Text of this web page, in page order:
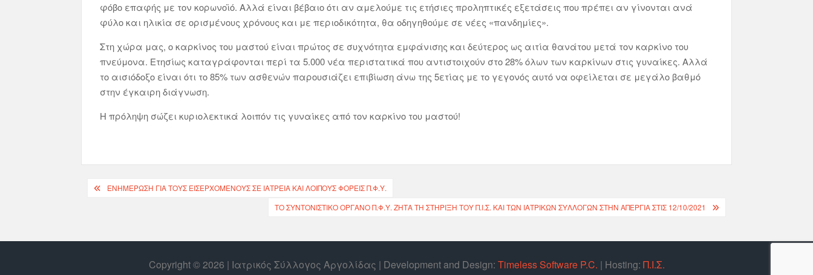
φόβο επαφής με τον κορωνοϊό. Αλλά είναι βέβαιο ότι αν αμελούμε τις ετήσιες προληπτικές εξετάσεις που πρέπει αν γίνονται ανά
φύλο και ηλικία σε ορισμένους χρόνους και με περιοδικότητα, θα οδηγηθούμε σε νέες «πανδημίες».
Στη χώρα μας, ο καρκίνος του μαστού είναι πρώτος σε συχνότητα εμφάνισης και δεύτερος ως αιτία θανάτου μετά τον καρκίνο του
πνεύμονα. Ετησίως καταγράφονται περί τα 5.000 νέα περιστατικά που αντιστοιχούν στο 28% όλων των καρκίνων στις γυναίκες. Αλλά
το αισιόδοξο είναι ότι το 85% των ασθενών παρουσιάζει επιβίωση άνω της 5ετίας με το γεγονός αυτό να οφείλεται σε μεγάλο βαθμό
στην έγκαιρη διάγνωση.
Η πρόληψη σώζει κυριολεκτικά λοιπόν τις γυναίκες από τον καρκίνο του μαστού!
ΕΝΗΜΈΡΩΣΗ ΓΙΑ ΤΟΥΣ ΕΙΣΕΡΧΌΜΕΝΟΥΣ ΣΕ ΙΑΤΡΕΊΑ ΚΑΙ ΛΟΙΠΟΎΣ ΦΟΡΕΊΣ Π.Φ.Υ.
ΤΟ ΣΥΝΤΟΝΙΣΤΙΚΌ ΌΡΓΑΝΟ Π.Φ.Υ. ΖΗΤΆ ΤΗ ΣΤΉΡΙΞΗ ΤΟΥ Π.Ι.Σ. ΚΑΙ ΤΩΝ ΙΑΤΡΙΚΏΝ ΣΥΛΛΌΓΩΝ ΣΤΗΝ ΑΠΕΡΓΊΑ ΣΤΙΣ 12/10/2021
Copyright © 2026 | Ιατρικός Σύλλογος Αργολίδας | Develοpment and Design: Timeless Software P.C. | Hosting: Π.Ι.Σ.